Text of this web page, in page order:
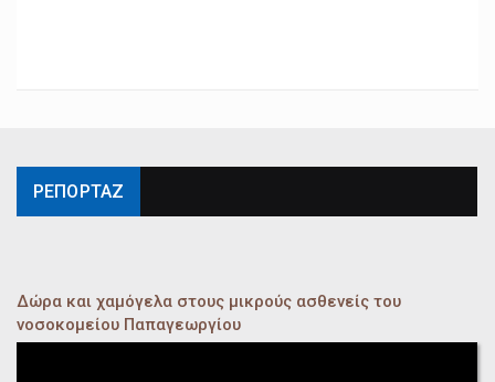
ΡΕΠΟΡΤΑΖ
Δώρα και χαμόγελα στους μικρούς ασθενείς του
νοσοκομείου Παπαγεωργίου